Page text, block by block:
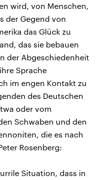
wird, von Menschen,
der Gegend von
das Glück zu
das sie bebauen
der Abgeschiedenheit
Sprache
im engen Kontakt zu
des Deutschen
oder vom
Schwaben und den
die es nach
Rosenberg:
Situation, dass in